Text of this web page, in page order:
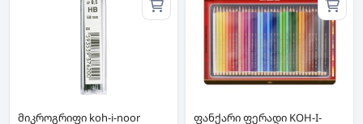
მიკროგრიფი koh-i-noor
ფანქარი ფერადი KOH-I-